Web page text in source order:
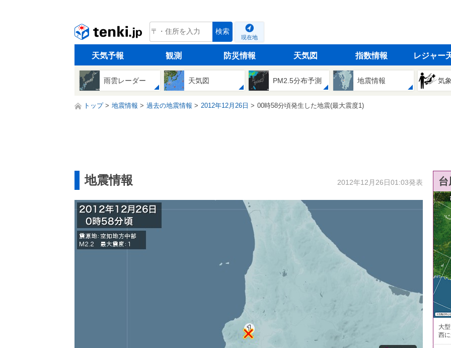
tenki.jp 検索
現在地
天気予報 観測 防災情報 天気図 指数情報 レジャー
雨雲レーダー 天気図 PM2.5分布予測 地震情報 気
トップ 地震情報 過去の地震情報 2012年12月26日 00時58分頃発生した地震(最大震度1)
地震情報 2012年12月26日01:03発表
大
西